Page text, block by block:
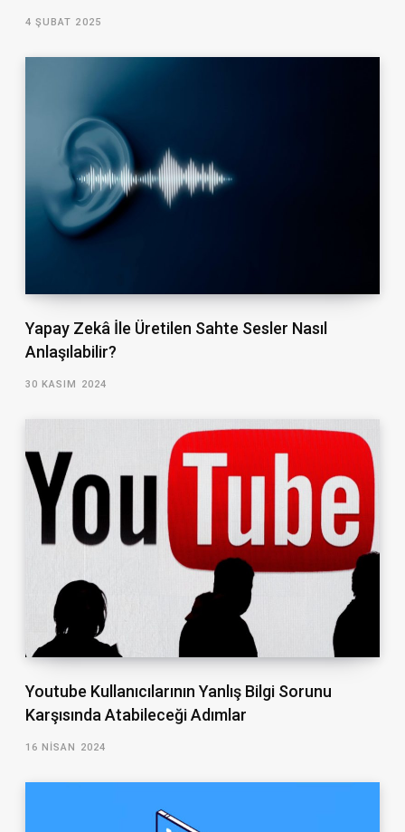
4 ŞUBAT 2025
Yapay Zekâ İle Üretilen Sahte Sesler Nasıl
Anlaşılabilir?
30 KASIM 2024
Youtube Kullanıcılarının Yanlış Bilgi Sorunu
Karşısında Atabileceği Adımlar
16 NISAN 2024